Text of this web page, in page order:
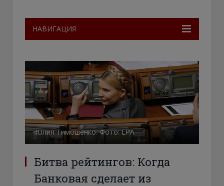
НАВИГАЦИЯ
Юлия Тимошенко. Фото: ЕРА
Битва рейтингов: Когда
Банковая сделает из